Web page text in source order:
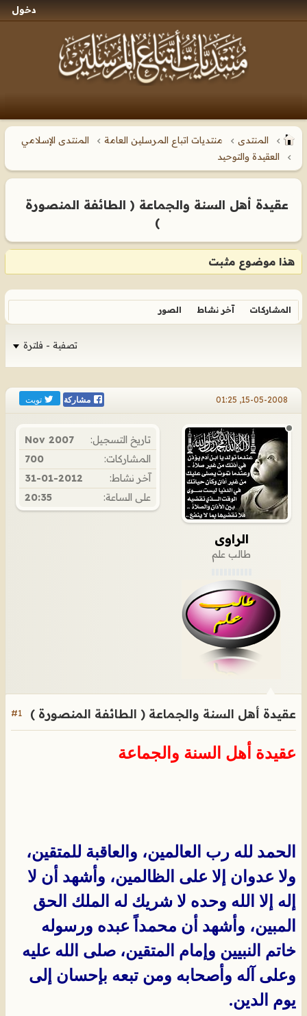
دخول
المنتدى منتديات اتباع المرسلين العامة
المنتدى الإسلامي
العقيدة والتوحيد
عقيدة أهل السنة والجماعة ( الطائفة المنصورة
)
هذا موضوع مثبت
المشاركات آخر نشاط الصور
تصفية - فلترة
15-05-2008, 01:25 مشاركة تويت
الراوى
طالب علم
تاريخ التسجيل:
Nov 2007
المشاركات:
700
آخر نشاط:
31-01-2012
على الساعة:
20:35
#1 عقيدة أهل السنة والجماعة ( الطائفة المنصورة )
عقيدة أهل السنة والجماعة
الحمد لله رب العالمين، والعاقبة للمتقين،
ولا عدوان إلا على الظالمين، وأشهد أن لا
إله إلا الله وحده لا شريك له الملك الحق
المبين، وأشهد أن محمداً عبده ورسوله
خاتم النبيين وإمام المتقين، صلى الله عليه
وعلى آله وأصحابه ومن تبعه بإحسان إلى
يوم الدين.